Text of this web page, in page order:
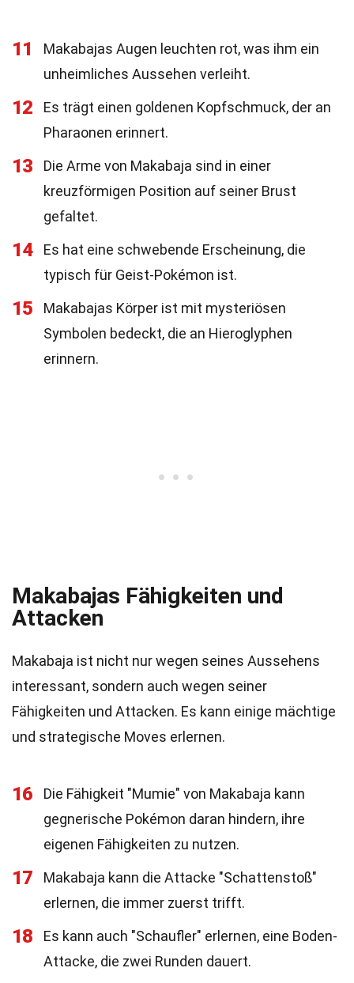
11
Makabajas Augen leuchten rot, was ihm ein
unheimliches Aussehen verleiht.
12
Es trägt einen goldenen Kopfschmuck, der an
Pharaonen erinnert.
13
Die Arme von Makabaja sind in einer
kreuzförmigen Position auf seiner Brust
gefaltet.
14
Es hat eine schwebende Erscheinung, die
typisch für Geist-Pokémon ist.
15
Makabajas Körper ist mit mysteriösen
Symbolen bedeckt, die an Hieroglyphen
erinnern.
Makabajas Fähigkeiten und
Attacken
Makabaja ist nicht nur wegen seines Aussehens
interessant, sondern auch wegen seiner
Fähigkeiten und Attacken. Es kann einige mächtige
und strategische Moves erlernen.
16
Die Fähigkeit "Mumie" von Makabaja kann
gegnerische Pokémon daran hindern, ihre
eigenen Fähigkeiten zu nutzen.
17
Makabaja kann die Attacke "Schattenstoß"
erlernen, die immer zuerst trifft.
18
Es kann auch "Schaufler" erlernen, eine Boden-
Attacke, die zwei Runden dauert.